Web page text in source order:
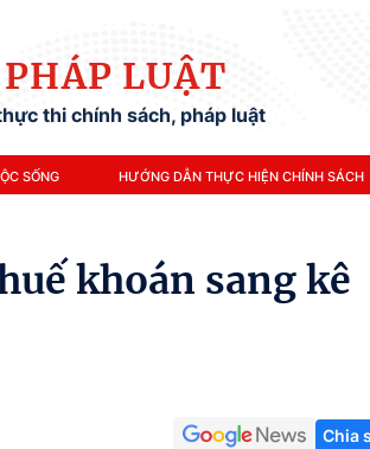
LUẬT
thi chính sách, pháp luật
SỐNG HƯỚNG DẪN THỰC HIỆN CHÍNH SÁCH
khoán sang kê
Chia